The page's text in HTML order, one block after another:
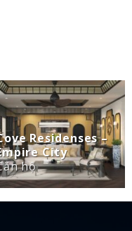
Residenses –
City
hộ